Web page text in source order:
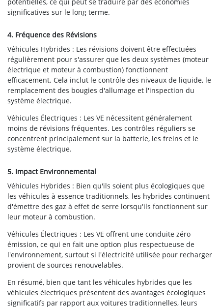
significatives sur le long terme.
4. Fréquence des Révisions
Véhicules Hybrides : Les révisions doivent être effectuées
régulièrement pour s'assurer que les deux systèmes (moteur
électrique et moteur à combustion) fonctionnent
efficacement. Cela inclut le contrôle des niveaux de liquide, le
remplacement des bougies d'allumage et l'inspection du
système électrique.
Véhicules Électriques : Les VE nécessitent généralement
moins de révisions fréquentes. Les contrôles réguliers se
concentrent principalement sur la batterie, les freins et le
système électrique.
5. Impact Environnemental
Véhicules Hybrides : Bien qu'ils soient plus écologiques que
les véhicules à essence traditionnels, les hybrides continuent
d'émettre des gaz à effet de serre lorsqu'ils fonctionnent sur
leur moteur à combustion.
Véhicules Électriques : Les VE offrent une conduite zéro
émission, ce qui en fait une option plus respectueuse de
l'environnement, surtout si l'électricité utilisée pour recharger
provient de sources renouvelables.
En résumé, bien que tant les véhicules hybrides que les
véhicules électriques présentent des avantages écologiques
significatifs par rapport aux voitures traditionnelles, leurs